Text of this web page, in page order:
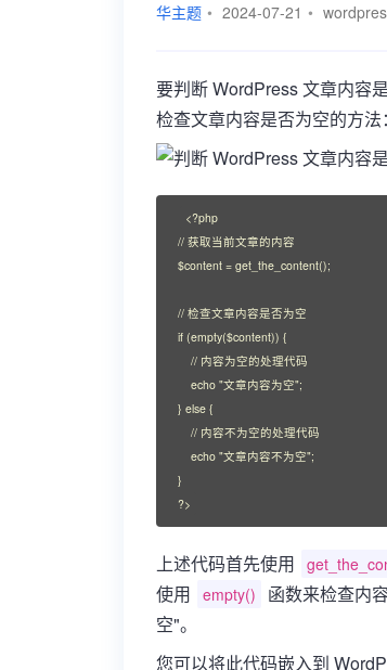
华主题 • 2024-07-21 •
要判断 WordPress 文章内容
检查文章内容是否为空的方法：
<?php
// 获取当前文章的内容
$content = get_the_content();
// 检查文章内容是否为空
if (empty($content)) {
} else {
}
?>
上述代码首先使用
使用 empty()
函数来检查内
空"。
您可以将此代码嵌入到